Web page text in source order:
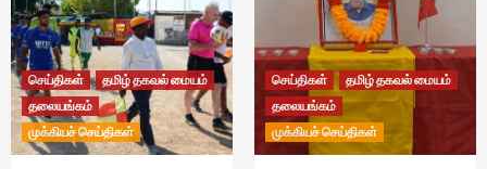
செய்திகள்
தமிழ் தகவல் மையம்
தலையங்கம்
முக்கியச் செய்திகள்
செய்திகள்
தமிழ் தகவல் மையம்
தலையங்கம்
முக்கியச் செய்திகள்